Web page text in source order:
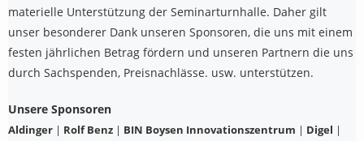
materielle Unterstützung der Seminarturnhalle. Daher gilt
unser besonderer Dank unseren Sponsoren, die uns mit einem
festen jährlichen Betrag fördern und unseren Partnern die uns
durch Sachspenden, Preisnachlässe. usw. unterstützen.
Unsere Sponsoren
Aldinger | Rolf Benz | BIN Boysen Innovationszentrum | Digel |